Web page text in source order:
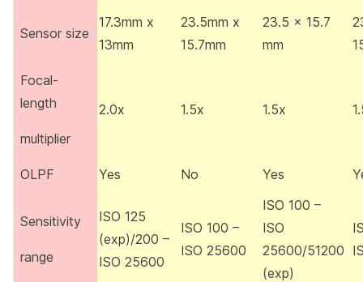
Sensor size
17.3mm x
13mm
23.5mm x
15.7mm
23.5 x 15.7
mm
Focal-
length
multiplier
2.0x 1.5x 1.5x
OLPF Yes No Yes
Sensitivity
range
ISO 125
(exp)/200 –
ISO 25600
ISO 100 –
ISO 25600
ISO 100 –
ISO
25600/51200
(exp)